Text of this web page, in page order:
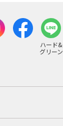
ハード&
グリーン